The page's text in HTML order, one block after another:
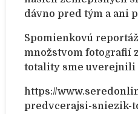
dávno pred tým a ani
Spomienkovú
množstvom fotografií
totality sme uverejnili
https://
predvcerajsi-sniezik-